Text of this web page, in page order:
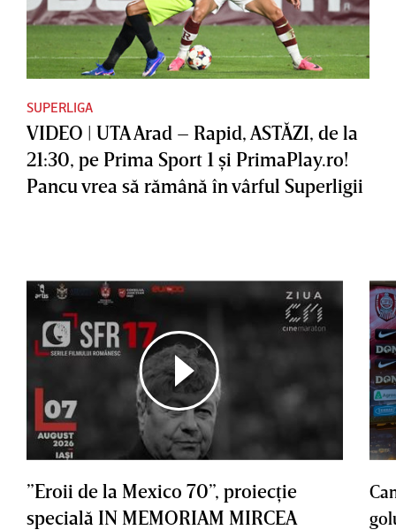
SUPERLIGA
VIDEO | UTA Arad – Rapid, ASTĂZI, de la
21:30, pe Prima Sport 1 şi PrimaPlay.ro!
Pancu vrea să rămână în vârful Superligii
”Eroii de la Mexico 70”, proiecţie
specială IN MEMORIAM MIRCEA